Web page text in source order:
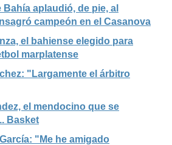
Bahía aplaudió, de pie, al
campeón en el Casanova
el bahiense elegido para
marplatense
"Largamente el árbitro
el mendocino que se
Basket
"Me he amigado